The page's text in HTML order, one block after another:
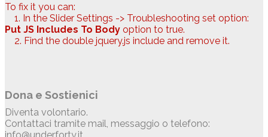
To fix it you can:
1. In the Slider Settings -> Troubleshooting set option:
Put JS Includes To Body option to true.
2. Find the double jquery.js include and remove it.
Dona e Sostienici
Diventa volontario.
Contattaci tramite mail, messaggio o telefono:
info@underforty.it